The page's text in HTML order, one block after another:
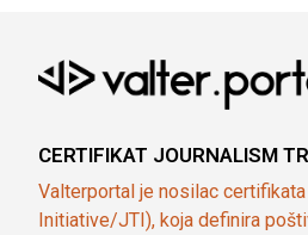
CERTIFIKAT JOURNALISM
Valterportal je nosilac
Initiative/JTI), koja definira